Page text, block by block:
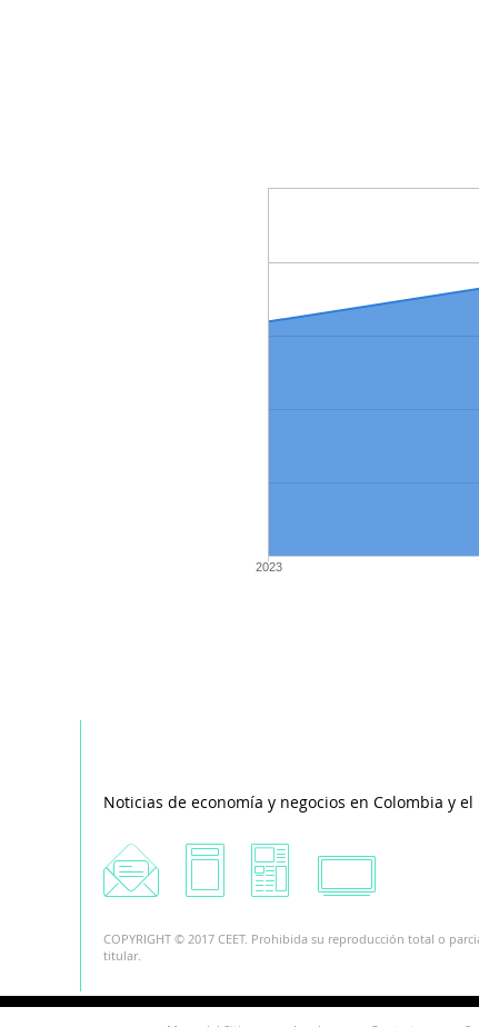
2023
Noticias de economía y negocios en Colombia y
COPYRIGHT © 2017 CEET. Prohibida su reproducción total o
titular.